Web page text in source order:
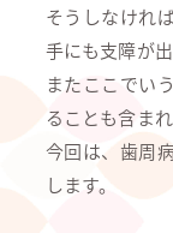
そうしなけれ
手にも支障が
またここでい
ることも含まれ
今回は、歯周
します。